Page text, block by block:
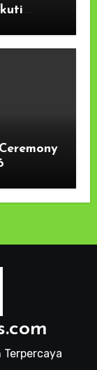
Terpercaya